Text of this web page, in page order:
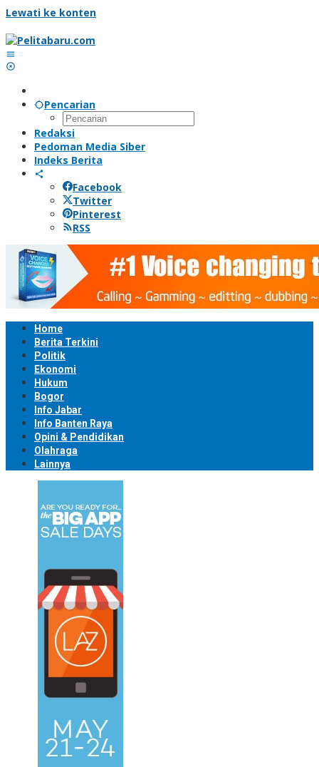
Lewati ke konten
Pencarian
Redaksi
Pedoman Media Siber
Indeks Berita
Facebook
Twitter
Pinterest
RSS
Home
Berita Terkini
Politik
Ekonomi
Hukum
Bogor
Info Jabar
Info Banten Raya
Opini & Pendidikan
Olahraga
Lainnya